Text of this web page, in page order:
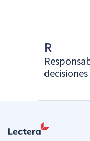
R
decisiones